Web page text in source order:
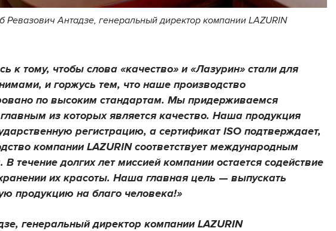
Ревазович Антадзе, генеральный директор компании LAZURIN
к тому, чтобы слова «качество» и «Лазурин» стали для
и горжусь тем, что наше производство
по высоким стандартам. Мы придерживаемся
из которых является качество. Наша продукция
регистрацию, а сертификат ISO подтверждает,
компании LAZURIN соответствует международным
В течение долгих лет миссией компании остается содействие
их красоты. Наша главная цель —выпускать
продукцию на благо человека!»
генеральный директор компании LAZURIN